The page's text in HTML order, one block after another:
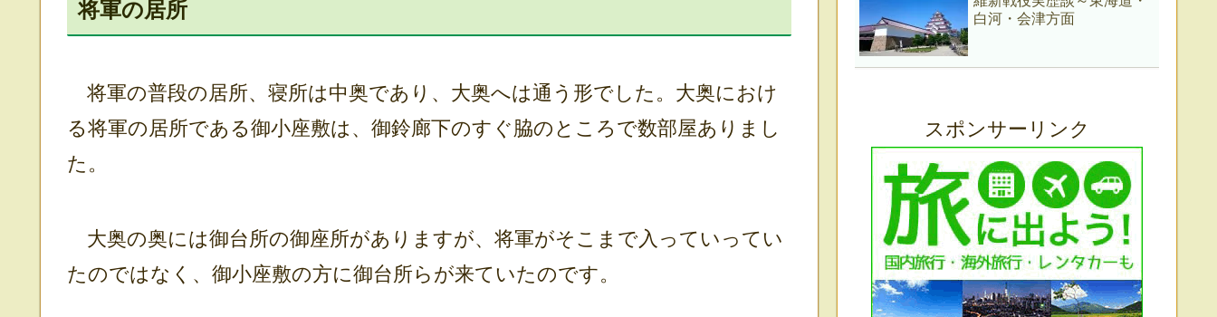
将軍の居所
将軍の普段の居所、寝所は中奥であり、大奥へは通う形でした。大奥におけ
る将軍の居所である御小座敷は、御鈴廊下のすぐ脇のところで数部屋ありまし
た。
大奥の奥には御台所の御座所がありますが、将軍がそこまで入っていってい
たのではなく、御小座敷の方に御台所らが来ていたのです。
白河・会津方面
スポンサーリンク